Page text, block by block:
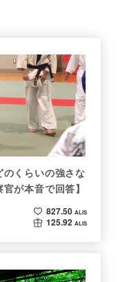
くらいの強さな
が本音で回答】
827.50 ALIS
125.92 ALIS